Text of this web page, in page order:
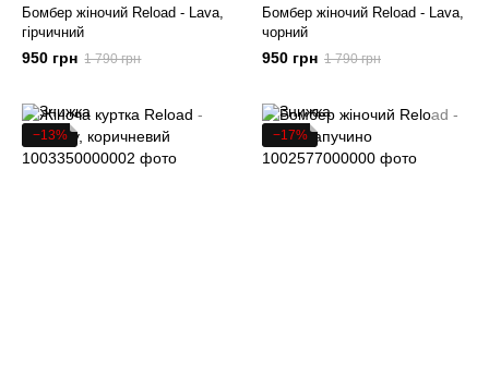
Бомбер жіночий Reload - Lava,
гірчичний
950 грн 1 790 грн
Бомбер жіночий Reload - Lava,
чорний
950 грн 1 790 грн
−13% −17%